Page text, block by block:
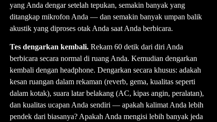
yang Anda dengar setelah tepukan, semakin banyak yang
ditangkap mikrofon Anda — dan semakin banyak umpan balik
akustik yang diproses otak Anda saat Anda berbicara.
Tes dengarkan kembali. Rekam 60 detik dari diri Anda
berbicara secara normal di ruang Anda. Kemudian dengarkan
kembali dengan headphone. Dengarkan secara khusus: adakah
kesan ruangan dalam rekaman (reverb, gema, kualitas seperti
dalam kotak), suara latar belakang (AC, kipas angin, peralatan),
dan kualitas ucapan Anda sendiri — apakah kalimat Anda lebih
pendek dari biasanya? Apakah Anda mengisi lebih banyak jeda